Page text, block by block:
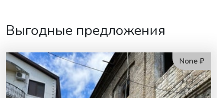
Выгодные предложения
None ₽